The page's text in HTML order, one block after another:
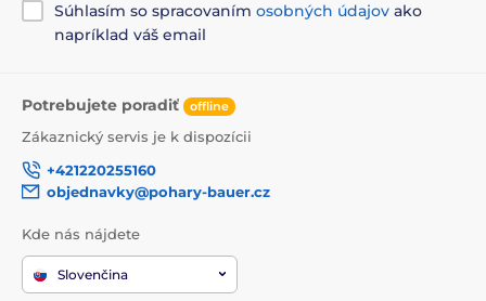
Súhlasím so spracovaním osobných údajov ako
napríklad váš email
Potrebujete poradiť offline
Zákaznický servis je k dispozícii
+421220255160
objednavky@pohary-bauer.cz
Kde nás nájdete
Slovenčina